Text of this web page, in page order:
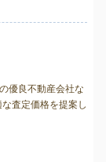
優良不動産会社な
査定価格を提案し